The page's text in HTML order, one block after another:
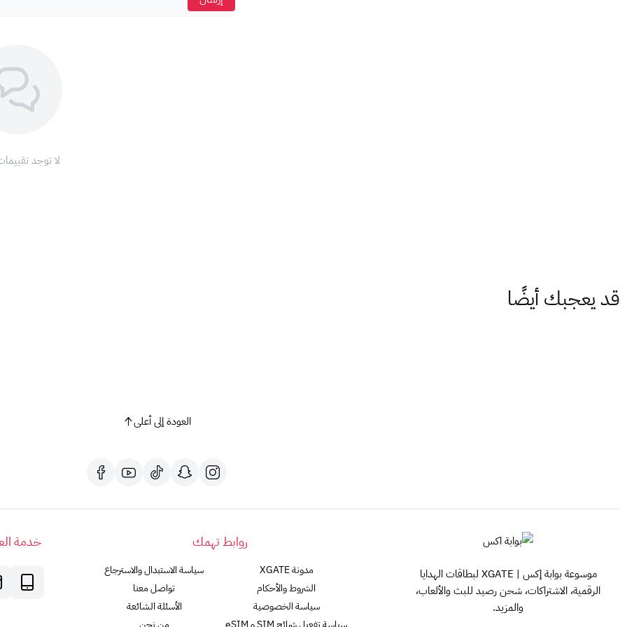
لا توجد
قد يعجبك أيضًا
العودة إلى أعلى
موسوعة بوابة إكس | XGATE لبطاقات الهدايا
الرقمية، الاشتراكات، شحن رصيد للبث والألعاب،
والمزيد.
روابط تهمك
مدونة XGATE
الشروط والأحكام
سياسة الخصوصية
سياسة الاستبدال والاسترجاع
تواصل معنا
الأسئلة الشائعة
خدمة